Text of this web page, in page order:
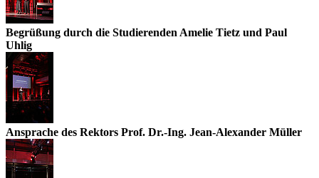
Begrüßung durch die Studierenden Amelie Tietz und Paul
Uhlig
Ansprache des Rektors Prof. Dr.-Ing. Jean-Alexander Müller